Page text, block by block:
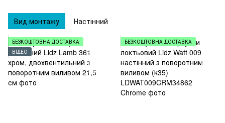
Вид монтажу Настінний
БЕЗКОШТОВНА ДОСТАВКА
ВІДЕО
БЕЗКОШТОВНА ДОСТАВКА